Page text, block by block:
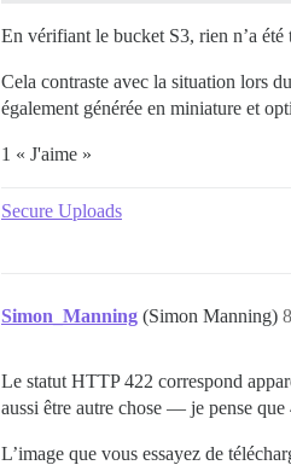
En vérifiant le bucket S3, rien n’a
Cela contraste avec la situation lors
également générée en miniature et
1 « J'aime »
Secure Uploads
Simon_Manning (Simon Manning) 8
Le statut HTTP 422 correspond
aussi être autre chose — je pense
L’image que vous essayez de